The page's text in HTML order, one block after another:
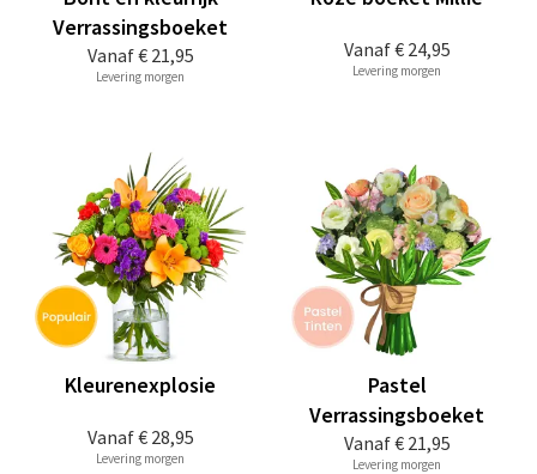
Vanaf€ 21,95
Verrassingsboeket
Levering morgen
Vanaf€ 24,95
Levering morgen
Vanaf€ 28,95
Kleurenexplosie
Levering morgen
Vanaf€ 21,95
Pastel
Verrassingsboeket
Levering morgen